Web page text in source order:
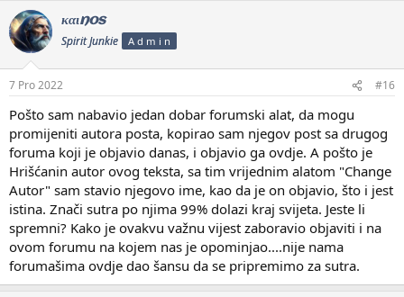
k
c
i
καιnos
Spirit Junkie A d m i n
7 Pro 2022 #16
Pošto sam nabavio jedan dobar forumski alat, da mogu
promijeniti autora posta, kopirao sam njegov post sa drugog
foruma koji je objavio danas, i objavio ga ovdje. A pošto je
Hrišćanin autor ovog teksta, sa tim vrijednim alatom "Change
Autor" sam stavio njegovo ime, kao da je on objavio, što i jest
istina. Znači sutra po njima 99% dolazi kraj svijeta. Jeste li
spremni? Kako je ovakvu važnu vijest zaboravio objaviti i na
ovom forumu na kojem nas je opominjao....nije nama
forumašima ovdje dao šansu da se pripremimo za sutra.